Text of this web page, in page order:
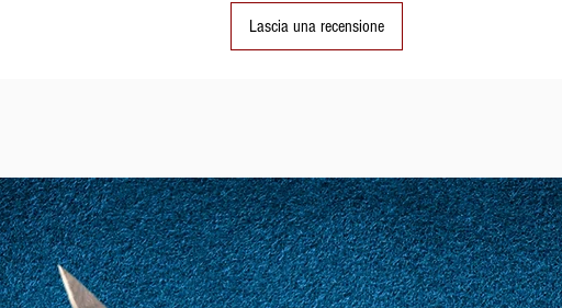
palma.
Lascia una recensione